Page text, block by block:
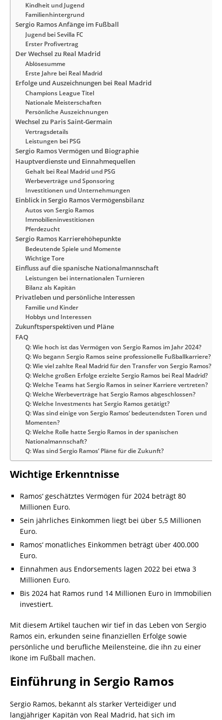
Kindheit und Jugend
Familienhintergrund
Sergio Ramos Anfänge im Fußball
Jugend bei Sevilla FC
Erster Profivertrag
Der Wechsel zu Real Madrid
Ablösesumme
Erste Jahre bei Real Madrid
Erfolge und Auszeichnungen bei Real Madrid
Champions League Titel
Nationale Meisterschaften
Persönliche Auszeichnungen
Wechsel zu Paris Saint-Germain
Vertragsdetails
Leistungen bei PSG
Sergio Ramos Vermögen und Biographie
Hauptverdienste und Einnahmequellen
Gehalt bei Real Madrid und PSG
Werbeverträge und Sponsoring
Investitionen und Unternehmungen
Einblick in Sergio Ramos Vermögensbilanz
Autos von Sergio Ramos
Immobilieninvestitionen
Pferdezucht
Sergio Ramos Karrierehöhepunkte
Bedeutende Spiele und Momente
Wichtige Tore
Einfluss auf die spanische Nationalmannschaft
Leistungen bei internationalen Turnieren
Bilanz als Kapitän
Privatleben und persönliche Interessen
Familie und Kinder
Hobbys und Interessen
Zukunftsperspektiven und Pläne
FAQ
Q: Wie hoch ist das Vermögen von Sergio Ramos im Jahr 2024?
Q: Wo begann Sergio Ramos seine professionelle Fußballkarriere?
Q: Wie viel zahlte Real Madrid für den Transfer von Sergio Ramos?
Q: Welche großen Erfolge erzielte Sergio Ramos bei Real Madrid?
Q: Welche Teams hat Sergio Ramos in seiner Karriere vertreten?
Q: Welche Werbeverträge hat Sergio Ramos abgeschlossen?
Q: Welche Investments hat Sergio Ramos getätigt?
Q: Was sind einige von Sergio Ramos‘ bedeutendsten Toren und
Momenten?
Q: Welche Rolle hatte Sergio Ramos in der spanischen
Nationalmannschaft?
Q: Was sind Sergio Ramos‘ Pläne für die Zukunft?
Wichtige Erkenntnisse
Ramos‘ geschätztes Vermögen für 2024 beträgt 80
Millionen Euro.
Sein jährliches Einkommen liegt bei über 5,5 Millionen
Euro.
Ramos‘ monatliches Einkommen beträgt über 400.000
Euro.
Einnahmen aus Endorsements lagen 2022 bei etwa 3
Millionen Euro.
Bis 2024 hat Ramos rund 14 Millionen Euro in Immobilien
investiert.
Mit diesem Artikel tauchen wir tief in das Leben von Sergio
Ramos ein, erkunden seine finanziellen Erfolge sowie
persönliche und berufliche Meilensteine, die ihn zu einer
Ikone im Fußball machen.
Einführung in Sergio Ramos
Sergio Ramos, bekannt als starker Verteidiger und
langjähriger Kapitän von Real Madrid, hat sich im